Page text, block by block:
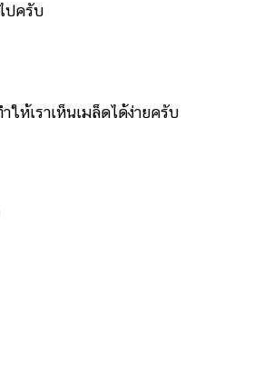
ปครับ
ห้เราเห็นเมล็ดได้ง่ายครับ